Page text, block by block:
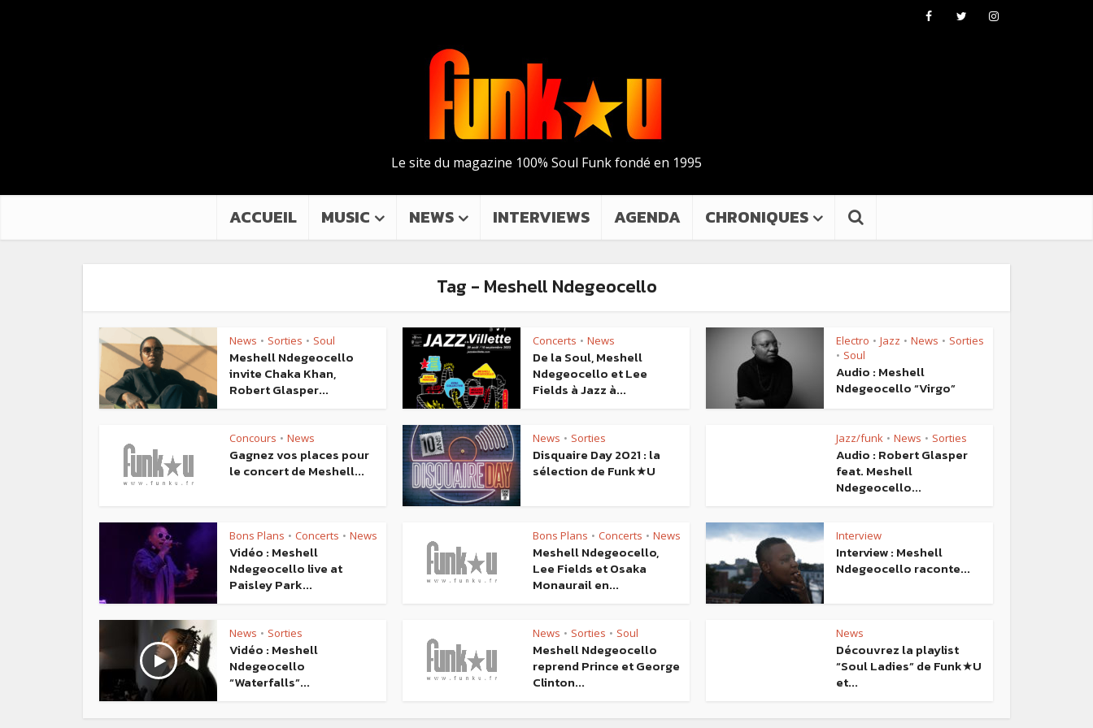
Le site du magazine 100% Soul Funk fondé en 1995
ACCUEIL MUSIC NEWS INTERVIEWS AGENDA CHRONIQUES
Tag - Meshell Ndegeocello
News • Sorties • Soul
Meshell Ndegeocello
invite Chaka Khan,
Robert Glasper...
Concerts • News
De la Soul, Meshell
Ndegeocello et Lee
Fields à Jazz à...
Electro • Jazz • News • Sorties
• Soul
Audio : Meshell
Ndegeocello “Virgo”
Concours • News
Gagnez vos places pour
le concert de Meshell...
News • Sorties
Disquaire Day 2021 : la
sélection de Funk★U
Jazz/funk • News • Sorties
Audio : Robert Glasper
feat. Meshell
Ndegeocello...
Bons Plans • Concerts • News
Vidéo : Meshell
Ndegeocello live at
Paisley Park...
Bons Plans • Concerts • News
Meshell Ndegeocello,
Lee Fields et Osaka
Monaurail en...
Interview
Interview : Meshell
Ndegeocello raconte...
News • Sorties
Vidéo : Meshell
Ndegeocello
“Waterfalls”...
News • Sorties • Soul
Meshell Ndegeocello
reprend Prince et George
Clinton...
News
Découvrez la playlist
“Soul Ladies” de Funk★U
et...